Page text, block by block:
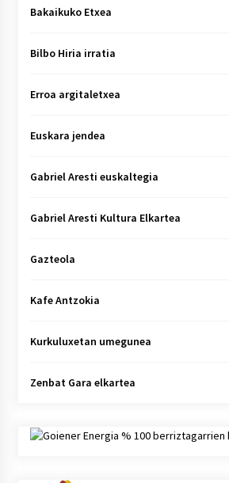
Bakaikuko Etxea
Bilbo Hiria irratia
Erroa argitaletxea
Euskara jendea
Gabriel Aresti euskaltegia
Gabriel Aresti Kultura Elkartea
Gazteola
Kafe Antzokia
Kurkuluxetan umegunea
Zenbat Gara elkartea